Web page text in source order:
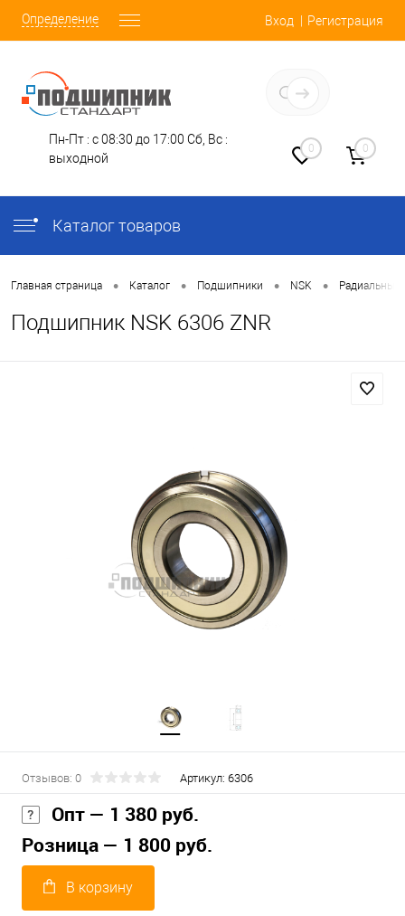
Определение Вход Регистрация
Пн-Пт : с 08:30 до 17:00 Сб, Вс :
выходной
0 0
Каталог товаров
Главная страница • Каталог • Подшипники • NSK •
Подшипник NSK 6306 ZNR
Отзывов: 0 Артикул: 6306
Опт — 1 380 руб.
Розница — 1 800 руб.
В корзину